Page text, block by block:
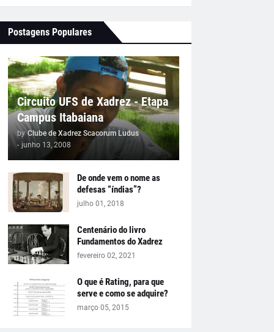
Postagens Populares
Circuito UFS de Xadrez - Etapa
Campus Itabaiana
by Clube de Xadrez Scacorum Ludus
- junho 13, 2008
De onde vem o nome as
defesas “índias”?
julho 01, 2018
Centenário do livro
Fundamentos do Xadrez
fevereiro 02, 2021
O que é Rating, para que
serve e como se adquire?
março 05, 2015